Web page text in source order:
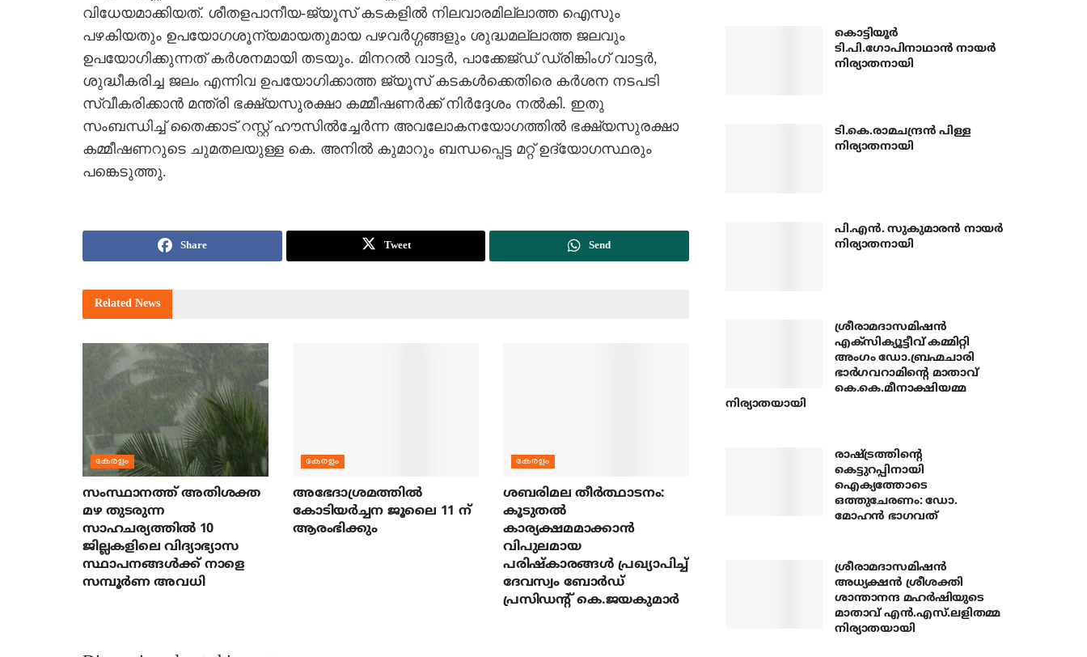
വിധേയമാക്കിയത്. ശീതളപാനീയ-ജ്യൂസ് കടകളില്‍ നിലവാരമില്ലാത്ത ഐസും
പഴകിയതും ഉപയോഗശൂന്യമായതുമായ പഴവര്‍ഗ്ഗങ്ങളും ശുദ്ധമല്ലാത്ത ജലവും
ഉപയോഗിക്കുന്നത് കര്‍ശനമായി തടയും. മിനറല്‍ വാട്ടര്‍, പാക്കേജ്ഡ് ഡ്രിങ്കിംഗ് വാട്ടര്‍,
ശുദ്ധീകരിച്ച ജലം എന്നിവ ഉപയോഗിക്കാത്ത ജ്യൂസ് കടകള്‍ക്കെതിരെ കര്‍ശന നടപടി
സ്വീകരിക്കാന്‍ മന്ത്രി ഭക്ഷ്യസുരക്ഷാ കമ്മീഷണര്‍ക്ക് നിര്‍ദ്ദേശം നല്‍കി. ഇതു
സംബന്ധിച്ച് തൈക്കാട് റസ്റ്റ് ഹൗസില്‍ച്ചേര്‍ന്ന അവലോകനയോഗത്തില്‍ ഭക്ഷ്യസുരക്ഷാ
കമ്മീഷണറുടെ ചുമതലയുള്ള കെ. അനില്‍ കുമാറും ബന്ധപ്പെട്ട മറ്റ് ഉദ്യോഗസ്ഥരും
പങ്കെടുത്തു.
Share Tweet Send
Related News
കേരളം
സംസ്ഥാനത്ത് അതിശക്ത
മഴ തുടരുന്ന
സാഹചര്യത്തിൽ 10
ജില്ലകളിലെ വിദ്യാഭ്യാസ
സ്ഥാപനങ്ങൾക്ക് നാളെ
സമ്പൂർണ അവധി
കേരളം
അഭേദാശ്രമത്തില്‍
കോടിയര്‍ച്ചന ജൂലൈ 11 ന്
ആരംഭിക്കും
കേരളം
ശബരിമല തീര്‍ത്ഥാടനം:
കൂടുതല്‍
കാര്യക്ഷമമാക്കാന്‍
വിപുലമായ
പരിഷ്‌കാരങ്ങള്‍ പ്രഖ്യാപിച്ച്
ദേവസ്വം ബോര്‍ഡ്
പ്രസിഡന്റ് കെ.ജയകുമാര്‍
കൊട്ടിയൂര്‍
ടി.പി.ഗോപിനാഥാന്‍ നായര്‍
നിര്യാതനായി
ടി.കെ.രാമചന്ദ്രന്‍ പിള്ള
നിര്യാതനായി
പി.എന്‍. സുകുമാരന്‍ നായര്‍
നിര്യാതനായി
ശ്രീരാമദാസമിഷന്‍
എക്‌സിക്യൂട്ടീവ് കമ്മിറ്റി
അംഗം ഡോ.ബ്രഹ്മചാരി
ഭാര്‍ഗവറാമിന്റെ മാതാവ്
കെ.കെ.മീനാക്ഷിയമ്മ
നിര്യാതയായി
രാഷ്ട്രത്തിന്റെ
കെട്ടുറപ്പിനായി
ഐക്യത്തോടെ
ഒത്തുചേരണം: ഡോ.
മോഹന്‍ ഭാഗവത്
ശ്രീരാമദാസമിഷന്‍
അധ്യക്ഷന്‍ ശ്രീശക്തി
ശാന്താനന്ദ മഹര്‍ഷിയുടെ
മാതാവ് എന്‍.എസ്.ലളിതമ്മ
നിര്യാതയായി